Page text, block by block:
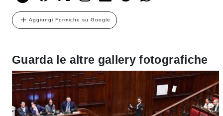
Aggiungi Formiche su Google
Guarda le altre gallery fotografiche